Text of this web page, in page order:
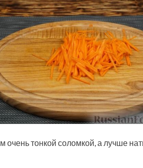
тонкой соломкой, а лучше